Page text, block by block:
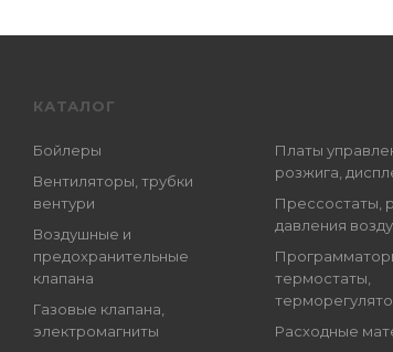
КАТАЛОГ
Бойлеры
Вентиляторы, трубки
вентури
Воздушные и
предохранительные
клапана
Газовые клапана,
электромагниты
Платы
розжига,
Прессостаты,
давления
термостаты,
Расходные